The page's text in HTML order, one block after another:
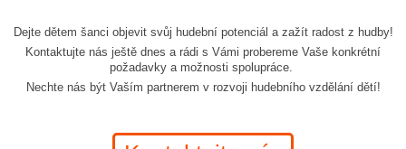
Dejte dětem šanci objevit svůj hudební potenciál a zažít radost z hudby!
Kontaktujte nás ještě dnes a rádi s Vámi probereme Vaše konkrétní
požadavky a možnosti spolupráce.
Nechte nás být Vaším partnerem v rozvoji hudebního vzdělání dětí!